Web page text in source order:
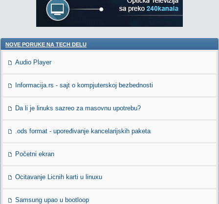
NOVE PORUKE NA TECH DELU
Audio Player
Informacija.rs - sajt o kompjuterskoj bezbednosti
Da li je linuks sazreo za masovnu upotrebu?
.ods format - upoređivanje kancelarijskih paketa
Početni ekran
Ocitavanje Licnih karti u linuxu
Samsung upao u bootloop